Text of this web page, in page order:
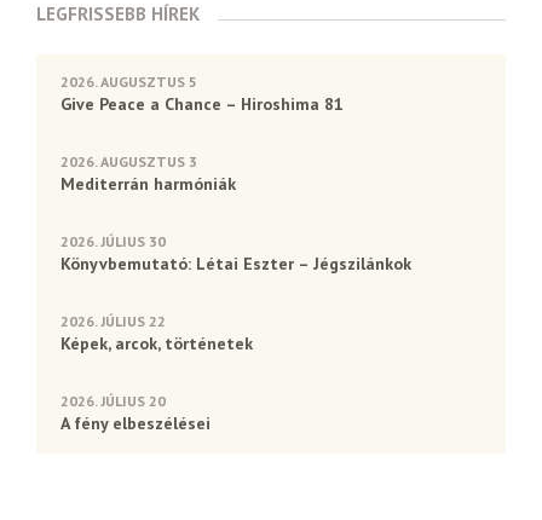
LEGFRISSEBB HÍREK
2026. AUGUSZTUS 5
Give Peace a Chance – Hiroshima 81
2026. AUGUSZTUS 3
Mediterrán harmóniák
2026. JÚLIUS 30
Könyvbemutató: Létai Eszter – Jégszilánkok
2026. JÚLIUS 22
Képek, arcok, történetek
2026. JÚLIUS 20
A fény elbeszélései